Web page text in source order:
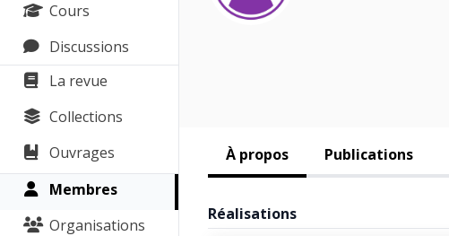
Cours
Discussions
La revue
Collections
Ouvrages
Membres
Organisations
À propos Publications
Réalisations